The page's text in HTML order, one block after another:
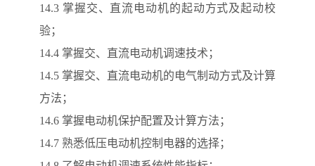
14.3 掌握交、直流电动机的起动方式及起动校
验；
14.4 掌握交、直流电动机调速技术；
14.5 掌握交、直流电动机的电气制动方式及计算
方法；
14.6 掌握电动机保护配置及计算方法；
14.7 熟悉低压电动机控制电器的选择；